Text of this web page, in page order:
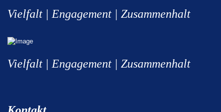
Vielfalt | Engagement | Zusammenhalt
Vielfalt | Engagement | Zusammenhalt